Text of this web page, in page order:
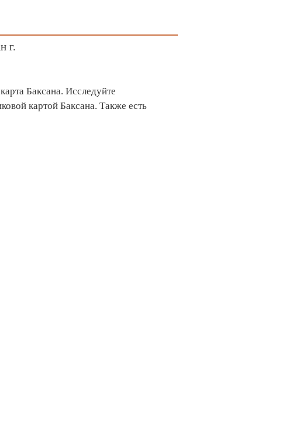
г.
Баксана. Исследуйте
картой Баксана. Также есть